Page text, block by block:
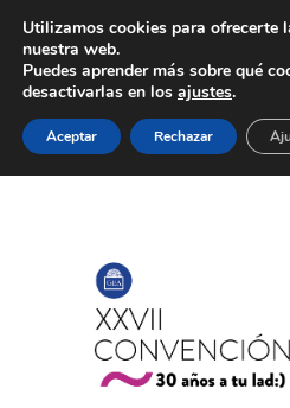
Utilizamos cookies para ofrecerte
nuestra web.
Puedes aprender más sobre qué
desactivarlas en los ajustes.
Aceptar Rechazar